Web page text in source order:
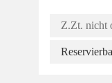
Z.Zt. nicht